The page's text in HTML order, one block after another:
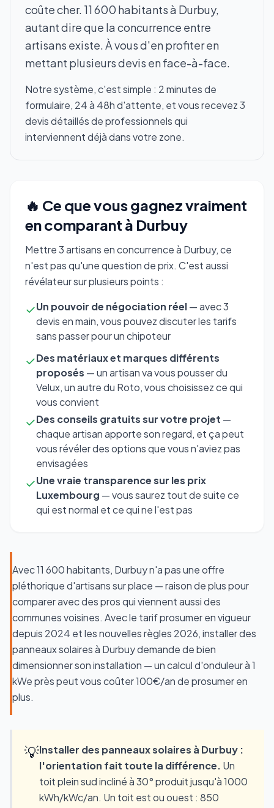
coûte cher. 11 600 habitants à Durbuy,
autant dire que la concurrence entre
artisans existe. À vous d'en profiter en
mettant plusieurs devis en face-à-face.
Notre système, c'est simple : 2 minutes de
formulaire, 24 à 48h d'attente, et vous recevez 3
devis détaillés de professionnels qui
interviennent déjà dans votre zone.
🔥 Ce que vous gagnez vraiment
en comparant à Durbuy
Mettre 3 artisans en concurrence à Durbuy, ce
n'est pas qu'une question de prix. C'est aussi
révélateur sur plusieurs points :
✓Un pouvoir de négociation réel— avec 3
devis en main, vous pouvez discuter les tarifs
sans passer pour un chipoteur
✓Des matériaux et marques différents
proposés — un artisan va vous pousser du
Velux, un autre du Roto, vous choisissez ce qui
vous convient
✓Des conseils gratuits sur votre projet —
chaque artisan apporte son regard, et ça peut
vous révéler des options que vous n'aviez pas
envisagées
✓Une vraie transparence sur les prix
Luxembourg — vous saurez tout de suite ce
qui est normal et ce qui ne l'est pas
Avec 11 600 habitants, Durbuy n'a pas une offre
pléthorique d'artisans sur place — raison de plus pour
comparer avec des pros qui viennent aussi des
communes voisines. Avec le tarif prosumer en vigueur
depuis 2024 et les nouvelles règles 2026, installer des
panneaux solaires à Durbuy demande de bien
dimensionner son installation — un calcul d'onduleur à 1
kWe près peut vous coûter 100€/an de prosumer en
plus.
💡Installer des panneaux solaires à Durbuy :
l'orientation fait toute la différence. Un
toit plein sud incliné à 30° produit jusqu'à 1000
kWh/kWc/an. Un toit est ou ouest : 850